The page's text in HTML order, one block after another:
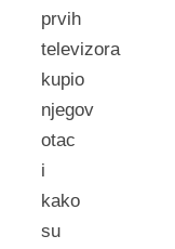
prvih
televizora
kupio
njegov
otac
i
kako
su